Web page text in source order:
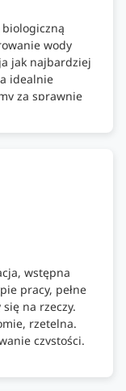
biologiczną
wody
jak najbardziej
idealnie
za sprawnie
Polecam!
wstępna
pracy, pełne
na rzeczy.
rzetelna.
czystości.